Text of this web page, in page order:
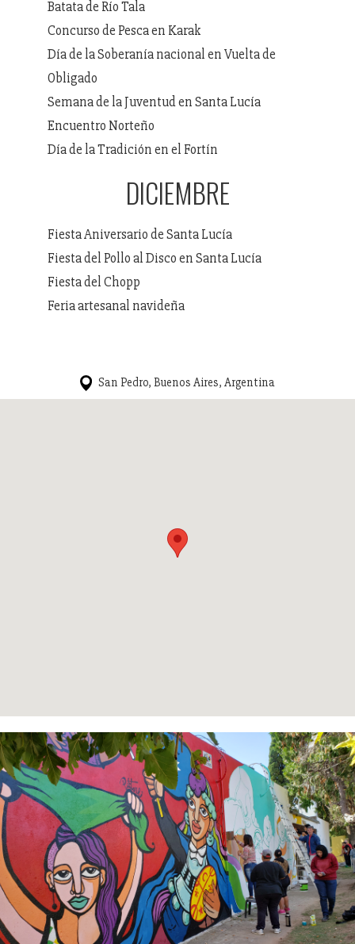
Batata de Río Tala
Concurso de Pesca en Karak
Día de la Soberanía nacional en Vuelta de
Obligado
Semana de la Juventud en Santa Lucía
Encuentro Norteño
Día de la Tradición en el Fortín
DICIEMBRE
Fiesta Aniversario de Santa Lucía
Fiesta del Pollo al Disco en Santa Lucía
Fiesta del Chopp
Feria artesanal navideña
San Pedro, Buenos Aires, Argentina